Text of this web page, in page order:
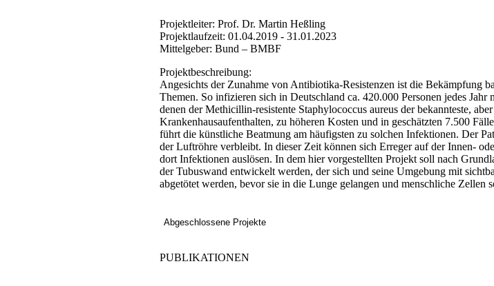
Projektleiter: Prof. Dr. Martin Heßling
Projektlaufzeit: 01.04.2019 - 31.01.2023
Mittelgeber: Bund – BMBF
Projektbeschreibung:
Angesichts der Zunahme von Antibiotika-Resistenzen ist die Bekämpfung
Themen. So infizieren sich in Deutschland ca. 420.000 Personen jedes
denen der Methicillin-resistente Staphylococcus aureus der bekannteste,
Krankenhausaufenthalten, zu höheren Kosten und in geschätzten 7.500
führt die künstliche Beatmung am häufigsten zu solchen Infektionen. Der
der Luftröhre verbleibt. In dieser Zeit können sich Erreger auf der Innen-
dort Infektionen auslösen. In dem hier vorgestellten Projekt soll nach
der Tubuswand entwickelt werden, der sich und seine Umgebung mit
abgetötet werden, bevor sie in die Lunge gelangen und menschliche Zellen
Abgeschlossene Projekte
PUBLIKATIONEN